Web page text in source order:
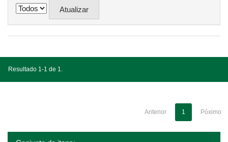
Resultado 1-1 de 1.
Anterior 1 Póximo